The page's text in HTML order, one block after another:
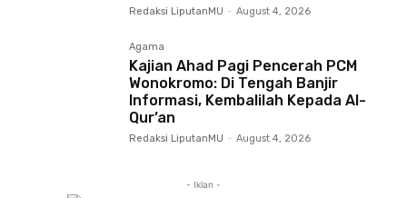
Redaksi LiputanMU - August 4, 2026
Agama
Kajian Ahad Pagi Pencerah PCM
Wonokromo: Di Tengah Banjir
Informasi, Kembalilah Kepada Al-
Qur’an
Redaksi LiputanMU - August 4, 2026
- Iklan -